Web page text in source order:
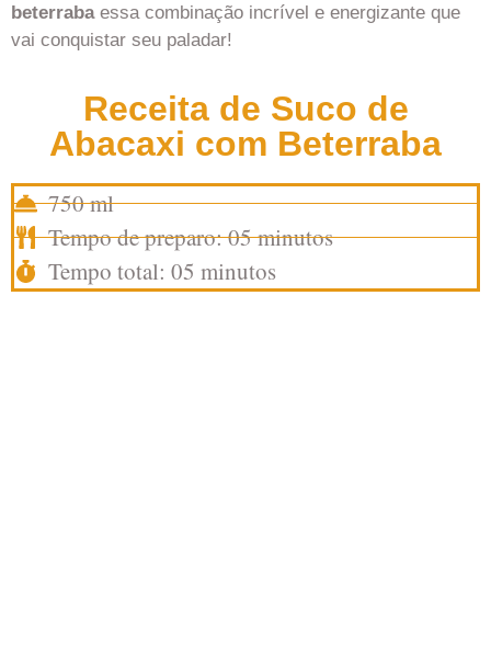
beterraba essa combinação incrível e energizante que
vai conquistar seu paladar!
Receita de Suco de
Abacaxi com Beterraba
750 ml
Tempo de preparo: 05 minutos
Tempo total: 05 minutos